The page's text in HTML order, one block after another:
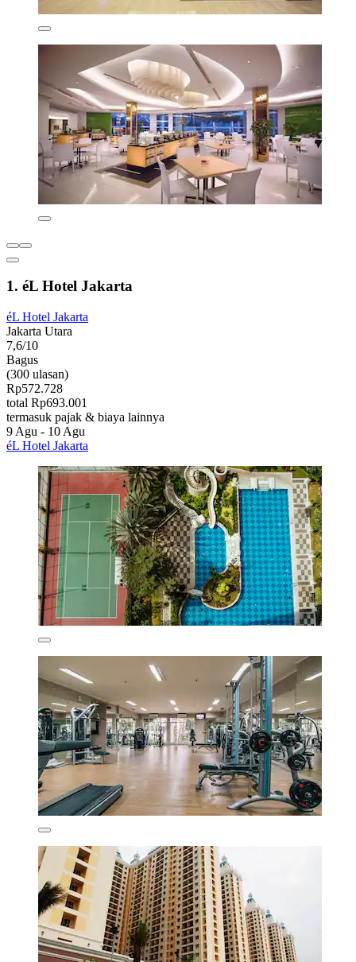
1. éL Hotel Jakarta
éL Hotel Jakarta
Jakarta Utara
7,6/10
Bagus
(300 ulasan)
Rp572.728
total Rp693.001
termasuk pajak & biaya lainnya
9 Agu - 10 Agu
éL Hotel Jakarta